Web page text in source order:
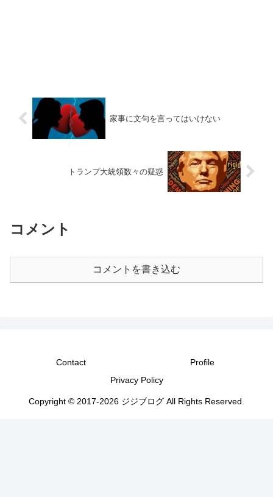
家事に文句を言ってはいけない
トランプ大統領数々の疑惑
コメント
コメントを書き込む
Contact
Profile
Privacy Policy
Copyright © 2017-2026 ジジブログ All Rights Reserved.